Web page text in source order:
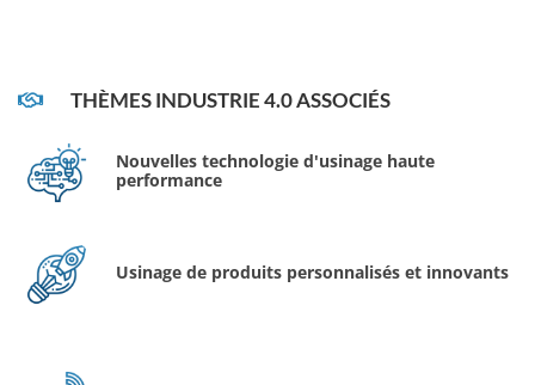
THÈMES INDUSTRIE 4.0 ASSOCIÉS
Nouvelles technologie d'usinage haute
performance
Usinage de produits personnalisés et innovants